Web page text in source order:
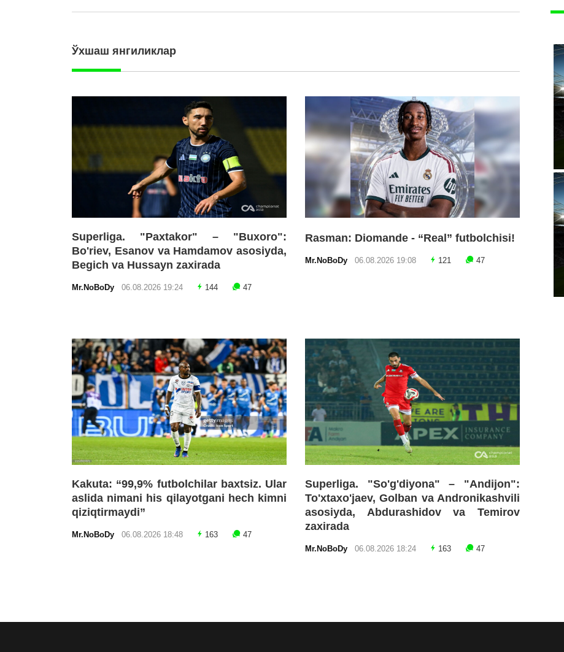
Ўхшаш янгиликлар
Superliga. "Paxtakor" – "Buxoro":
Bo'riev, Esanov va Hamdamov asosiyda,
Begich va Hussayn zaxirada
Mr.NoBoDy 06.08.2026 19:24 144 47
Rasman: Diomande - “Real” futbolchisi!
Mr.NoBoDy 06.08.2026 19:08 121 47
Kakuta: “99,9% futbolchilar baxtsiz. Ular
aslida nimani his qilayotgani hech kimni
qiziqtirmaydi”
Mr.NoBoDy 06.08.2026 18:48 163 47
Superliga. "So'g'diyona" – "Andijon":
To'xtaxo'jaev, Golban va Andronikashvili
asosiyda, Abdurashidov va Temirov
zaxirada
Mr.NoBoDy 06.08.2026 18:24 163 47